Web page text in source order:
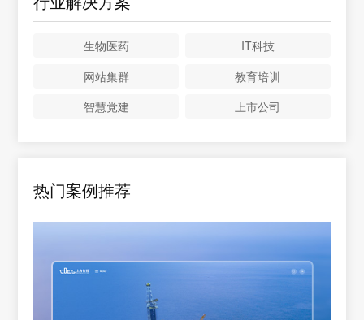
生物医药
IT科技
网站集群
教育培训
智慧党建
上市公司
热门案例推荐